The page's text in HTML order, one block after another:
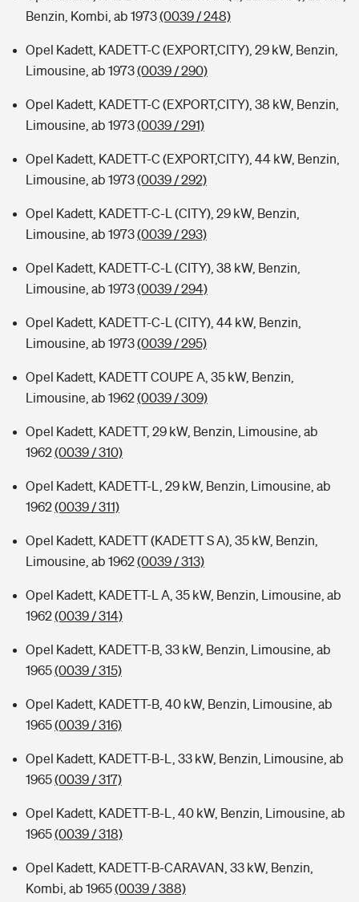
Benzin, Kombi, ab 1973(0039 / 248)
Opel Kadett, KADETT-C (EXPORT,CITY), 29 kW, Benzin,
Limousine, ab 1973(0039 / 290)
Opel Kadett, KADETT-C (EXPORT,CITY), 38 kW, Benzin,
Limousine, ab 1973(0039 / 291)
Opel Kadett, KADETT-C (EXPORT,CITY), 44 kW, Benzin,
Limousine, ab 1973(0039 / 292)
Opel Kadett, KADETT-C-L (CITY), 29 kW, Benzin,
Limousine, ab 1973(0039 / 293)
Opel Kadett, KADETT-C-L (CITY), 38 kW, Benzin,
Limousine, ab 1973(0039 / 294)
Opel Kadett, KADETT-C-L (CITY), 44 kW, Benzin,
Limousine, ab 1973(0039 / 295)
Opel Kadett, KADETT COUPE A, 35 kW, Benzin,
Limousine, ab 1962(0039 / 309)
Opel Kadett, KADETT, 29 kW, Benzin, Limousine, ab
1962(0039 / 310)
Opel Kadett, KADETT-L, 29 kW, Benzin, Limousine, ab
1962(0039 / 311)
Opel Kadett, KADETT (KADETT S A), 35 kW, Benzin,
Limousine, ab 1962(0039 / 313)
Opel Kadett, KADETT-L A, 35 kW, Benzin, Limousine, ab
1962(0039 / 314)
Opel Kadett, KADETT-B, 33 kW, Benzin, Limousine, ab
1965(0039 / 315)
Opel Kadett, KADETT-B, 40 kW, Benzin, Limousine, ab
1965(0039 / 316)
Opel Kadett, KADETT-B-L, 33 kW, Benzin, Limousine, ab
1965(0039 / 317)
Opel Kadett, KADETT-B-L, 40 kW, Benzin, Limousine, ab
1965(0039 / 318)
Opel Kadett, KADETT-B-CARAVAN, 33 kW, Benzin,
Kombi, ab 1965(0039 / 388)